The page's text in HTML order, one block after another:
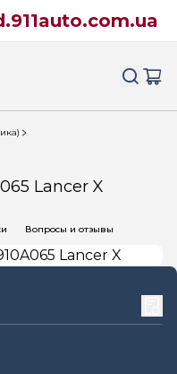
Lancer X
Вопросы и отзывы